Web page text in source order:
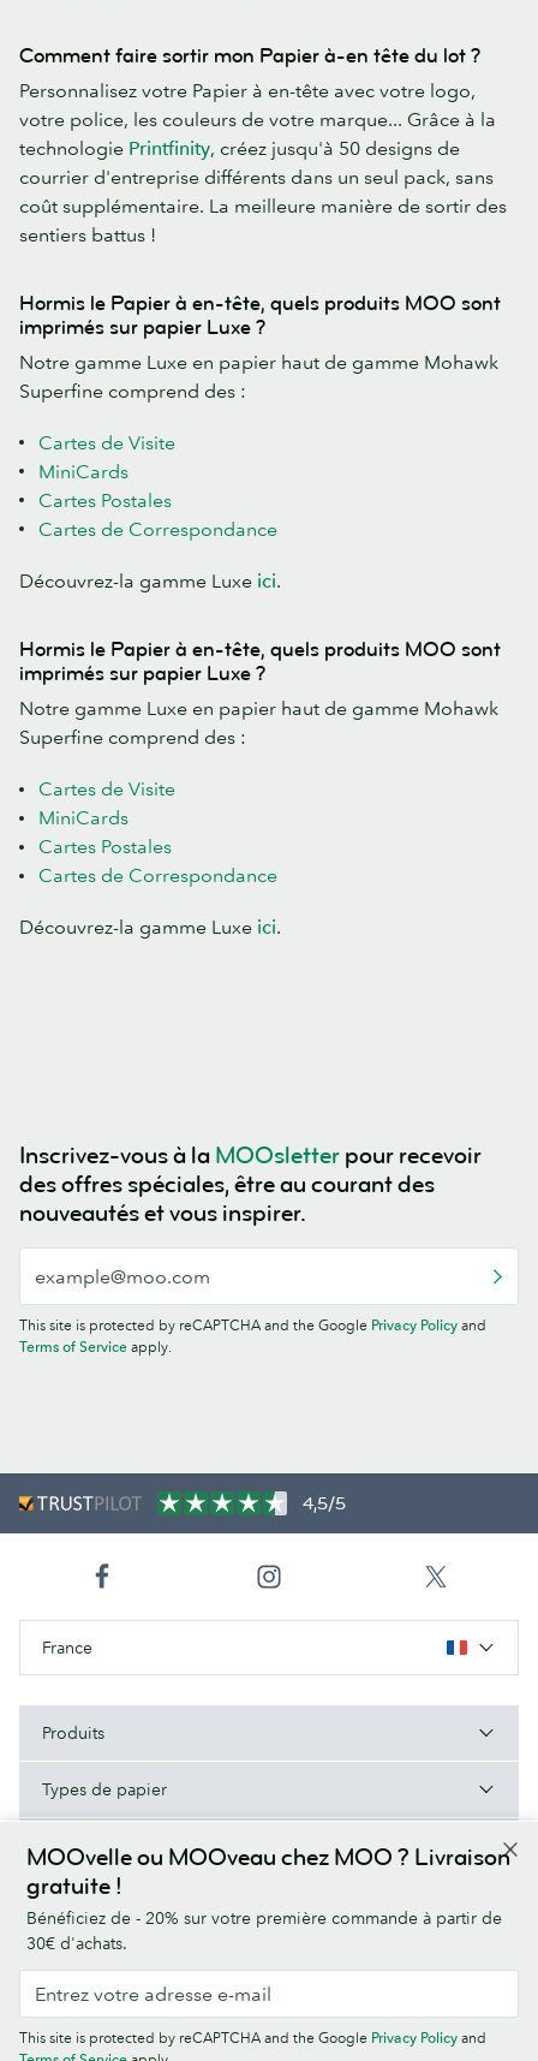
Comment faire sortir mon Papier à-en tête du lot ?
Personnalisez votre Papier à en-tête avec votre logo,
votre police, les couleurs de votre marque... Grâce à la
technologie Printfinity, créez jusqu'à 50 designs de
courrier d'entreprise différents dans un seul pack, sans
coût supplémentaire. La meilleure manière de sortir des
sentiers battus !
Hormis le Papier à en-tête, quels produits MOO sont
imprimés sur papier Luxe ?
Notre gamme Luxe en papier haut de gamme Mohawk
Superfine comprend des :
Cartes de Visite
MiniCards
Cartes Postales
Cartes de Correspondance
Découvrez-la gamme Luxe ici.
Hormis le Papier à en-tête, quels produits MOO sont
imprimés sur papier Luxe ?
Notre gamme Luxe en papier haut de gamme Mohawk
Superfine comprend des :
Cartes de Visite
MiniCards
Cartes Postales
Cartes de Correspondance
Découvrez-la gamme Luxe ici.
Inscrivez-vous à la MOOsletter pour recevoir
des offres spéciales, être au courant des
nouveautés et vous inspirer.
This site is protected by reCAPTCHA and the Google Privacy Policy and
Terms of Service apply.
MOOvelle ou MOOveau chez MOO ? Livraison
gratuite !
Bénéficiez de - 20% sur votre première commande à partir de
30€ d'achats.
This site is protected by reCAPTCHA and the Google Privacy Policy and
4,5/5
France
Produits
Types de papier
À Propos de MOO
Conditions générales Politique de Confidentialité
Polices